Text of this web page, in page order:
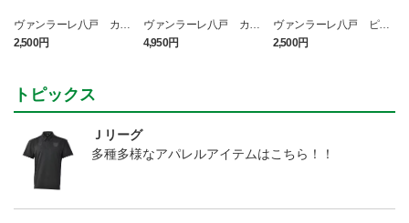
ヴァンラーレ八戸 カラ
マネロ タオルマフラー
2,500円
ヴァンラーレ八戸 カラ
マネロ Tシャツ BLACK
4,950円
ヴァンラーレ八戸 ピカ
チュウ タオルマフラー
2,500円
トピックス
Ｊリーグ
多種多様なアパレルアイテムはこちら！！